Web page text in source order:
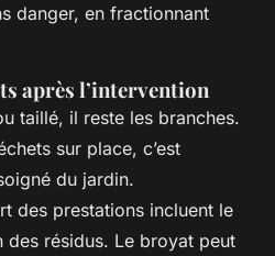
danger, en fractionnant
après l’intervention
taillé, il reste les branches.
sur place, c’est
du jardin.
des prestations incluent le
des résidus. Le broyat peut